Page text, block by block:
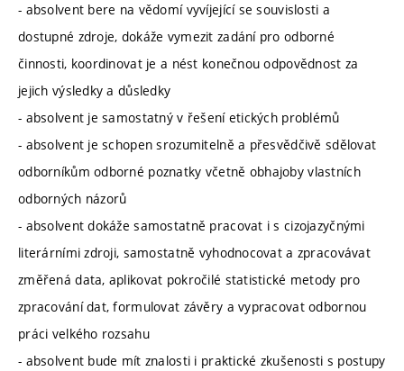
- absolvent bere na vědomí vyvíjející se souvislosti a
dostupné zdroje, dokáže vymezit zadání pro odborné
činnosti, koordinovat je a nést konečnou odpovědnost za
jejich výsledky a důsledky
- absolvent je samostatný v řešení etických problémů
- absolvent je schopen srozumitelně a přesvědčivě sdělovat
odborníkům odborné poznatky včetně obhajoby vlastních
odborných názorů
- absolvent dokáže samostatně pracovat i s cizojazyčnými
literárními zdroji, samostatně vyhodnocovat a zpracovávat
změřená data, aplikovat pokročilé statistické metody pro
zpracování dat, formulovat závěry a vypracovat odbornou
práci velkého rozsahu
- absolvent bude mít znalosti i praktické zkušenosti s postupy